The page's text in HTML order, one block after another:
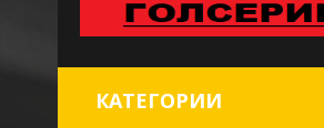
КАТЕГОРИИ